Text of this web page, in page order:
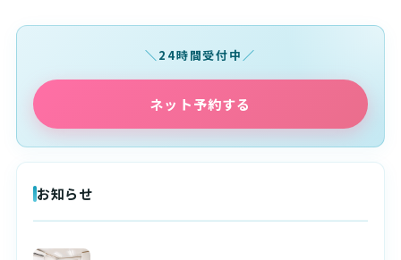
24時間受付中
ネット予約する
お知らせ